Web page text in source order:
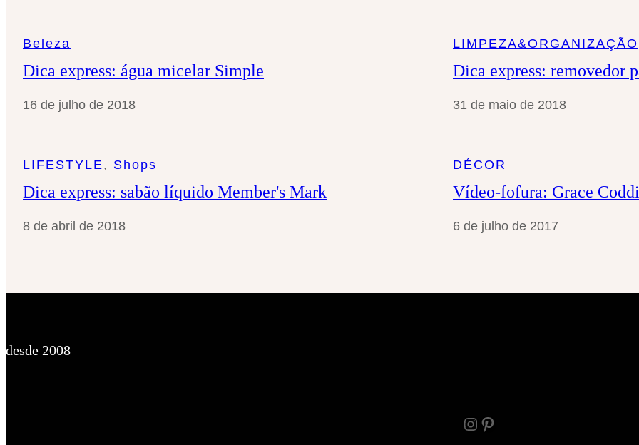
Beleza
Dica express: água micelar Simple
16 de julho de 2018
LIMPEZA&ORGANIZAÇÃO
Dica express: removedor
31 de maio de 2018
LIFESTYLE , Shops
Dica express: sabão líquido Member's Mark
8 de abril de 2018
DÉCOR
Vídeo-fofura: Grace
6 de julho de 2017
desde 2008
Instagram Pinterest